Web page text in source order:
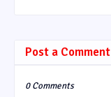
Post a Comment
0 Comments